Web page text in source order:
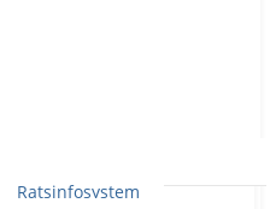
Ratsinfosystem